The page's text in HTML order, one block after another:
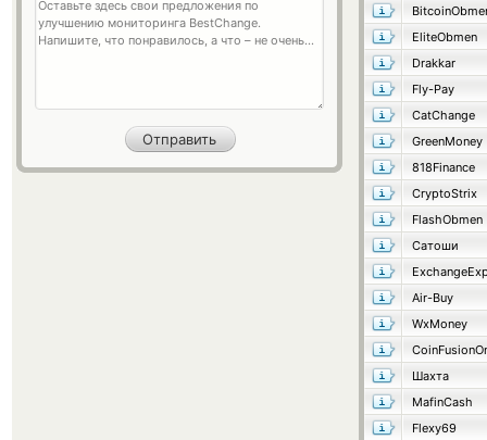
EliteObmen
Drakkar
Fly-Pay
CatChange
GreenMoney
818Finance
CryptoStrix
FlashObmen
Сатоши
Air-Buy
WxMoney
Шахта
MafinCash
Flexy69